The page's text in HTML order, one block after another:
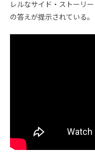
レルなサイド・ストーリ
の答えが提示されている。